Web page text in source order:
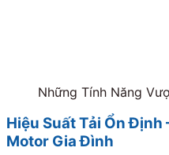
Những Tính Năng
Hiệu Suất Tải Ổn Định
Motor Gia Đình